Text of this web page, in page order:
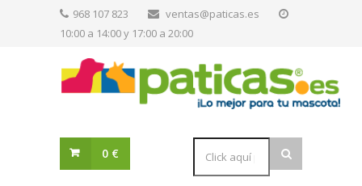
968 107 823
ventas@paticas.es
10:00 a 14:00 y 17:00 a 20:00
0 €